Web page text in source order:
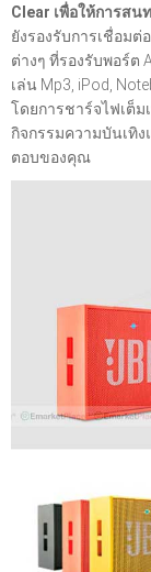
Clear เพื่อให้การส
ยังรองรับการเชื่อมต่
ต่างๆ ที่รองรับพอร์ต
เล่น Mp3, iPod,
โดยการชาร์จไฟเต็ม
กิจกรรมความบันเทิ
ตอบของคุณ